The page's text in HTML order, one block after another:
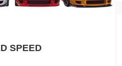
SPEED